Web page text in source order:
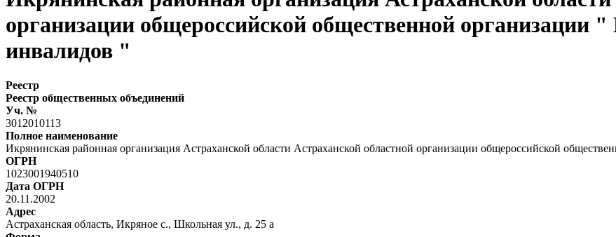
организации общероссийской общественной организации "
инвалидов "
Реестр
Реестр общественных объединений
Уч. №
3012010113
Полное наименование
Икрянинская районная организация Астраханской области Астраханской областной организации общероссийской
ОГРН
1023001940510
Дата ОГРН
20.11.2002
Адрес
Астраханская область, Икряное с., Школьная ул., д. 25 а